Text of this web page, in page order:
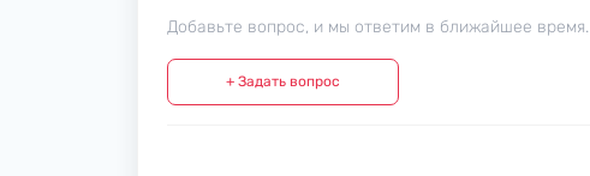
Добавьте вопрос, и мы ответим в ближайшее время.
+ Задать вопрос